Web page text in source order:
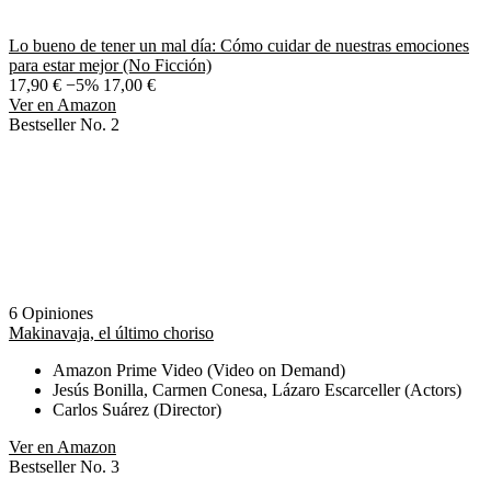
Lo bueno de tener un mal día: Cómo cuidar de nuestras emociones
para estar mejor (No Ficción)
17,90 € −5% 17,00 €
Ver en Amazon
Bestseller No. 2
6 Opiniones
Makinavaja, el último choriso
Amazon Prime Video (Video on Demand)
Jesús Bonilla, Carmen Conesa, Lázaro Escarceller (Actors)
Carlos Suárez (Director)
Ver en Amazon
Bestseller No. 3